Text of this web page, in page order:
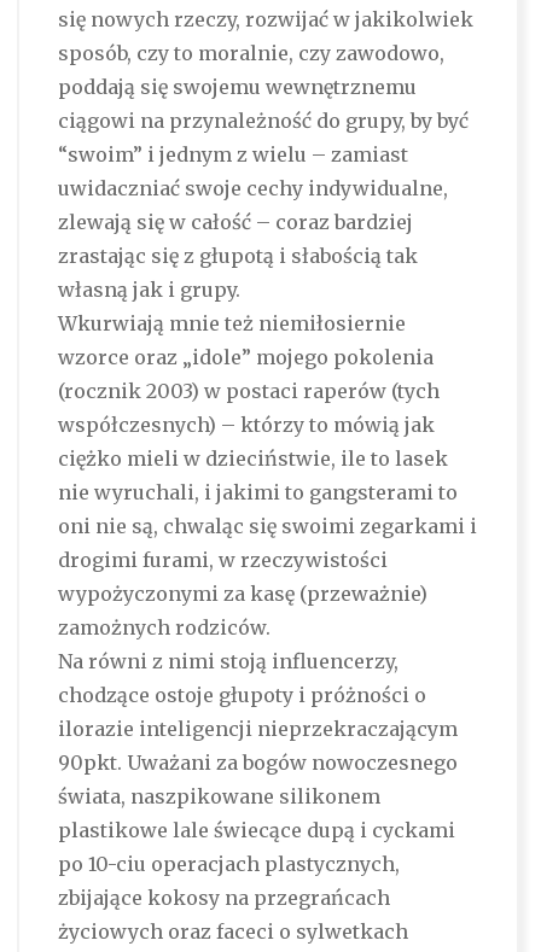
się nowych rzeczy, rozwijać w jakikolwiek
sposób, czy to moralnie, czy zawodowo,
poddają się swojemu wewnętrznemu
ciągowi na przynależność do grupy, by być
“swoim” i jednym z wielu – zamiast
uwidaczniać swoje cechy indywidualne,
zlewają się w całość – coraz bardziej
zrastając się z głupotą i słabością tak
własną jak i grupy.
Wkurwiają mnie też niemiłosiernie
wzorce oraz „idole” mojego pokolenia
(rocznik 2003) w postaci raperów (tych
współczesnych) – którzy to mówią jak
ciężko mieli w dzieciństwie, ile to lasek
nie wyruchali, i jakimi to gangsterami to
oni nie są, chwaląc się swoimi zegarkami i
drogimi furami, w rzeczywistości
wypożyczonymi za kasę (przeważnie)
zamożnych rodziców.
Na równi z nimi stoją influencerzy,
chodzące ostoje głupoty i próżności o
ilorazie inteligencji nieprzekraczającym
90pkt. Uważani za bogów nowoczesnego
świata, naszpikowane silikonem
plastikowe lale świecące dupą i cyckami
po 10-ciu operacjach plastycznych,
zbijające kokosy na przegrańcach
życiowych oraz faceci o sylwetkach